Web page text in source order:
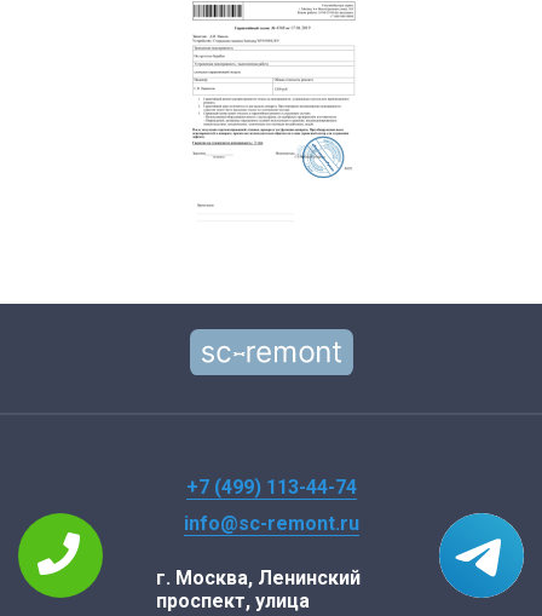
+7 (499) 113-44-74
info@sc-remont.ru
г. Москва, Ленинский
проспект, улица